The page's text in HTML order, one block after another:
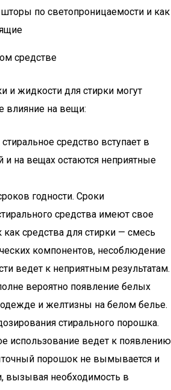
по светопроницаемости и как
средстве
и жидкости для стирки могут
влияние на вещи:
средство вступает в
и на вещах остаются неприятные
годности. Сроки
средства имеют свое
как средства для стирки — смесь
компонентов, несоблюдение
ведет к неприятным результатам.
вероятно появление белых
одежде и желтизны на белом белье.
стирального порошка.
использование ведет к появлению
порошок не вымывается и
вызывая необходимость в